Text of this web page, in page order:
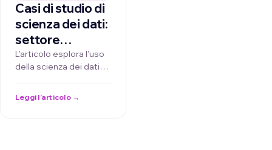
Casi di studio di
scienza dei dati:
settore
petrolifero e
gas
L'articolo esplora l'uso
della scienza dei dati
Leggi l’articolo →